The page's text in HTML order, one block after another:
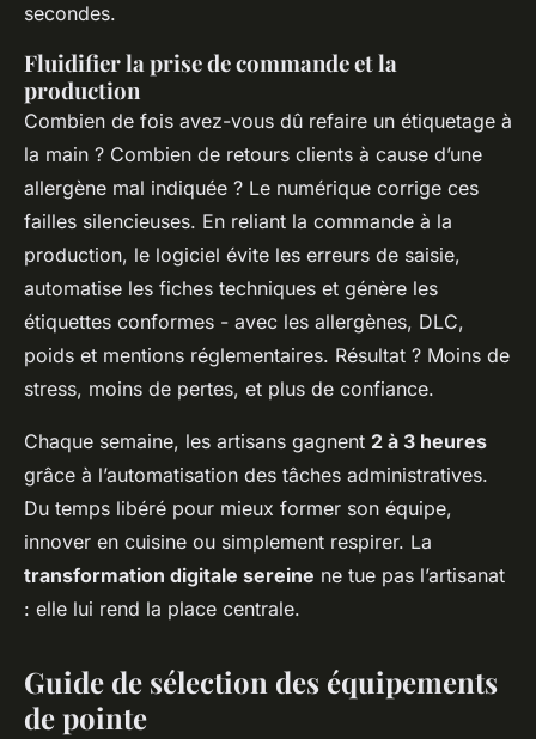
secondes.
Fluidifier la prise de commande et la
production
Combien de fois avez-vous dû refaire un étiquetage à
la main ? Combien de retours clients à cause d’une
allergène mal indiquée ? Le numérique corrige ces
failles silencieuses. En reliant la commande à la
production, le logiciel évite les erreurs de saisie,
automatise les fiches techniques et génère les
étiquettes conformes - avec les allergènes, DLC,
poids et mentions réglementaires. Résultat ? Moins de
stress, moins de pertes, et plus de confiance.
Chaque semaine, les artisans gagnent 2 à 3 heures
grâce à l’automatisation des tâches administratives.
Du temps libéré pour mieux former son équipe,
innover en cuisine ou simplement respirer. La
transformation digitale sereine ne tue pas l’artisanat
: elle lui rend la place centrale.
Guide de sélection des équipements
de pointe